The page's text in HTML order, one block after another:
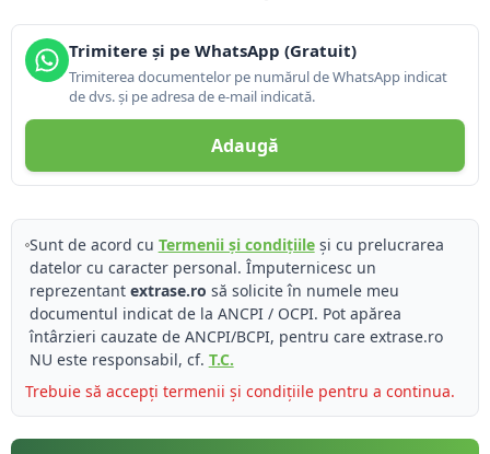
Trimitere și pe WhatsApp (Gratuit)
Trimiterea documentelor pe numărul de WhatsApp indicat
de dvs. și pe adresa de e-mail indicată.
Adaugă
Sunt de acord cu Termenii și condițiileși cu prelucrarea
datelor cu caracter personal. Împuternicesc un
reprezentant extrase.ro să solicite în numele meu
documentul indicat de la ANCPI / OCPI. Pot apărea
întârzieri cauzate de ANCPI/BCPI, pentru care extrase.ro
NU este responsabil, cf. T.C.
Trebuie să accepți termenii și condițiile pentru a continua.